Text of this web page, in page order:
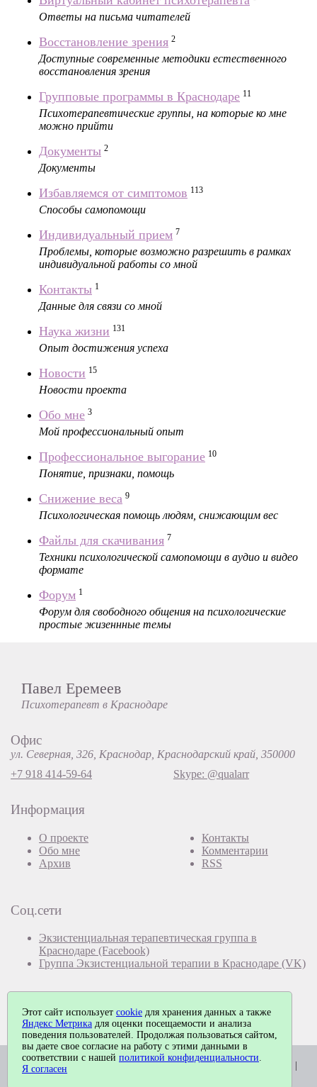
Ответы на письма читателей
Восстановление зрения 2
Доступные современные методики естественного
восстановления зрения
Групповые программы в Краснодаре 11
Психотерапевтические группы, на которые ко мне
можно прийти
Документы 2
Документы
Избавляемся от симптомов 113
Способы самопомощи
Индивидуальный прием 7
Проблемы, которые возможно разрешить в рамках
индивидуальной работы со мной
Контакты 1
Данные для связи со мной
Наука жизни 131
Опыт достижения успеха
Новости 15
Новости проекта
Обо мне 3
Мой профессиональный опыт
Профессиональное выгорание 10
Понятие, признаки, помощь
Снижение веса 9
Психологическая помощь людям, снижающим вес
Файлы для скачивания 7
Техники психологической самопомощи в аудио и видео
формате
Форум 1
Форум для свободного общения на психологические
простые жизеннные темы
Павел Еремеев
Психотерапевт в Краснодаре
Офис
ул. Северная, 326, Краснодар, Краснодарский край, 350000
+7 918 414-59-64
Skype: @qualarr
Информация
О проекте
Обо мне
Архив
Контакты
Комментарии
RSS
Соц.сети
Экзистенциальная терапевтическая группа в
Краснодаре (Facebook)
Группа Экзистенциальной терапии в Краснодаре (VK)
© Павел Еремеев, 2026. Работает наMaxSite CMS| Время: 0.0220 |
SQL: 3 | Память: 0.85MB
Этот сайт использует cookie для хранения данных а также
Яндекс Метрика для оценки посещаемости и анализа
поведения пользователей. Продолжая пользоваться сайтом,
вы даете свое согласие на работу с этими данными в
соответствии с нашей политикой конфиденциальности
Я согласен